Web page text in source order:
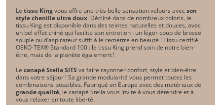
Le tissu Kingvous offre une très belle sensation velours avecson
style chenille ultra doux. Décliné dans de nombreux coloris, le
tissu King est disponible dans des teintes naturelles et douces, avec
un bel effet chiné qui facilite son entretien : un léger coup de brosse
souple ou d’aspirateur suffit à le remettre en beauté ! Tissu certifié
OEKO-TEX® Standard 100 : le tissu King prend soin de notre bien-
être, mais de la planète également !
Le canapé Stella SITS va faire rayonner confort, style et bien-être
dans votre séjour ! Sa grande modularité vous permet toutes les
combinaisons possibles. Fabriqué en Europe avec des matériaux de
grande qualité, le canapé Stella vous invite à vous détendre et à
vous relaxer en toute liberté.